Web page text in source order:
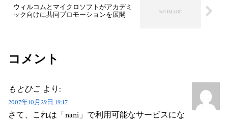
ウィルコムとマイクロソフトがアカデミ
ック向けに共同プロモーションを展開
コメント
もとひこ より:
2007年10月29日 19:17
さて、これは「nani」で利用可能なサービスにな